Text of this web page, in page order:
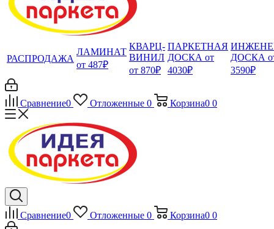
РАСПРОДАЖА
ЛАМИНАТ
от 487₽
КВАРЦ-
ВИНИЛ
от 870₽
ПАРКЕТНАЯ
ДОСКА от
4030₽
ДОСКА
3590₽
Сравнение0 Отложенные 0 Корзина0 0
Сравнение0 Отложенные 0 Корзина0 0